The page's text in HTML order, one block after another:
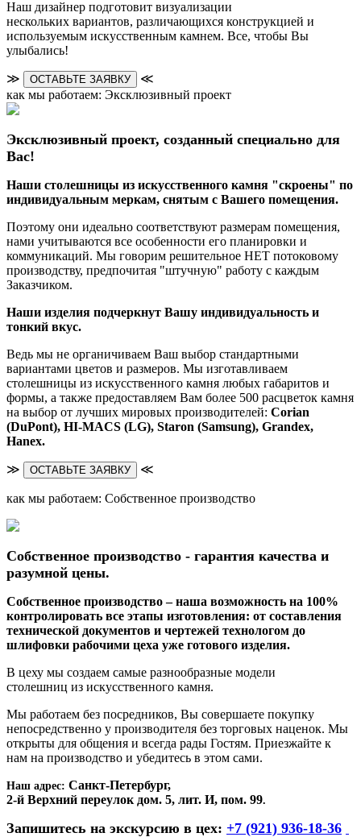
Наш дизайнер подготовит визуализации
нескольких вариантов, различающихся конструкцией и
используемым искусственным камнем. Все, чтобы Вы
улыбались!
≫ ОСТАВЬТЕ ЗАЯВКУ
≪
как мы работаем: Эксклюзивный проект
Эксклюзивный проект, созданный специально для
Вас!
Наши столешницы из искусственного камня "скроены" по
индивидуальным меркам, снятым с Вашего помещения.
Поэтому они идеально соответствуют размерам помещения,
нами учитываются все особенности его планировки и
коммуникаций. Мы говорим решительное НЕТ потоковому
производству, предпочитая "штучную" работу с каждым
Заказчиком.
Наши изделия подчеркнут Вашу индивидуальность и
тонкий вкус.
Ведь мы не органичиваем Ваш выбор стандартными
вариантами цветов и размеров. Мы изготавливаем
столешницы из искусственного камня любых габаритов и
формы, а также предоставляем Вам более 500 расцветок камня
на выбор от лучших мировых производителей: Corian
(DuPont), HI-MACS (LG), Staron (Samsung), Grandex,
Hanex.
≫ ОСТАВЬТЕ ЗАЯВКУ ≪
как мы работаем: Собственное производство
Собственное производство - гарантия качества и
разумной цены.
Собственное производство – наша возможность на 100%
контролировать все этапы изготовления: от составления
технической документов и чертежей технологом до
шлифовки рабочими цеха уже готового изделия.
В цеху мы создаем самые разнообразные модели
столешниц из искусственного камня.
Мы работаем без посредников, Вы совершаете покупку
непосредственно у производителя без торговых наценок. Мы
открыты для общения и всегда рады Гостям. Приезжайте к
нам на производство и убедитесь в этом сами.
Наш адрес: Санкт-Петербург,
2-й Верхний переулок дом. 5, лит. И, пом. 99.
Запишитесь на экскурсию в цех: +7 (921) 936-18-36